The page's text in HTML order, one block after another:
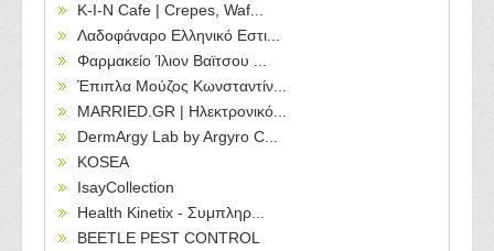
Κ-Ι-Ν Cafe | Crepes, Waf...
Λαδοφάναρο Ελληνικό Εστι...
Φαρμακείο Ίλιον Βαϊτσου ...
Έπιπλα Μούζος Κωνσταντίν...
MARRIED.GR | Ηλεκτρονικό...
DermArgy Lab by Argyro C...
KOSEA
IsayCollection
Health Kinetix - Συμπληρ...
BEETLE PEST CONTROL